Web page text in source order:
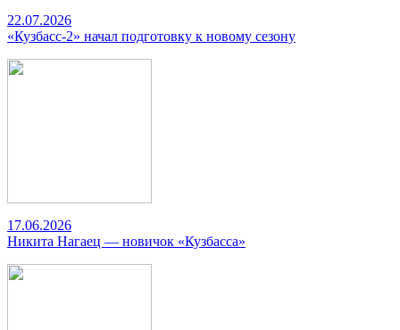
22.07.2026
«Кузбасс-2» начал подготовку к новому сезону
17.06.2026
Никита Нагаец — новичок «Кузбасса»